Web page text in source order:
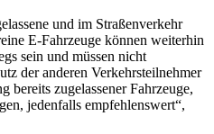
und im Straßenverkehr
E-Fahrzeuge können weiterhin
sein und müssen nicht
der anderen Verkehrsteilnehmer
bereits zugelassener Fahrzeuge,
jedenfalls empfehlenswert“,